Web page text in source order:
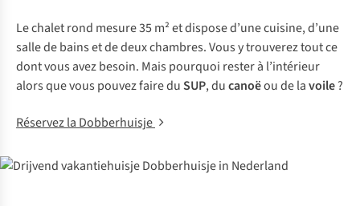
Le chalet rond mesure 35 m² et dispose d’une cuisine, d’une
salle de bains et de deux chambres. Vous y trouverez tout ce
dont vous avez besoin. Mais pourquoi rester à l’intérieur
alors que vous pouvez faire duSUP, ducanoëou de lavoile?
Réservez la Dobberhuisje